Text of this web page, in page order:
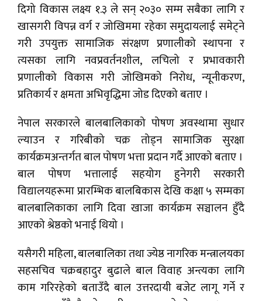
दिगो विकास लक्ष्य १.३ ले सन् २०३० सम्म सबैका लागि र
खासगरी विपन्न वर्ग र जोखिममा रहेका समुदायलाई समेट्ने
गरी उपयुक्त सामाजिक संरक्षण प्रणालीको स्थापना र
त्यसका लागि नवप्रवर्तनशील, लचिलो र प्रभावकारी
प्रणालीको विकास गरी जोखिमको निरोध, न्यूनीकरण,
प्रतिकार्य र क्षमता अभिवृद्धिमा जोड दिएको बताए ।
नेपाल सरकारले बालबालिकाको पोषण अवस्थामा सुधार
ल्याउन र गरिबीको चक्र तोड्न सामाजिक सुरक्षा
कार्यक्रमअन्तर्गत बाल पोषण भत्ता प्रदान गर्दै आएको बताए ।
बाल पोषण भत्तालाई सहयोग हुनेगरी सरकारी
विद्यालयहरूमा प्रारम्भिक बालबिकास देखि कक्षा ५ सम्मका
बालबालिकाका लागि दिवा खाजा कार्यक्रम सञ्चालन हुँदै
आएको श्रेष्ठको भनाई थियो ।
यसैगरी महिला, बालबालिका तथा ज्येष्ठ नागरिक मन्त्रालयका
सहसचिव चक्रबहादुर बुढाले बाल विवाह अन्त्यका लागि
काम गरिरहेको बताउँदै बाल उत्तरदायी बजेट लागू गर्ने र